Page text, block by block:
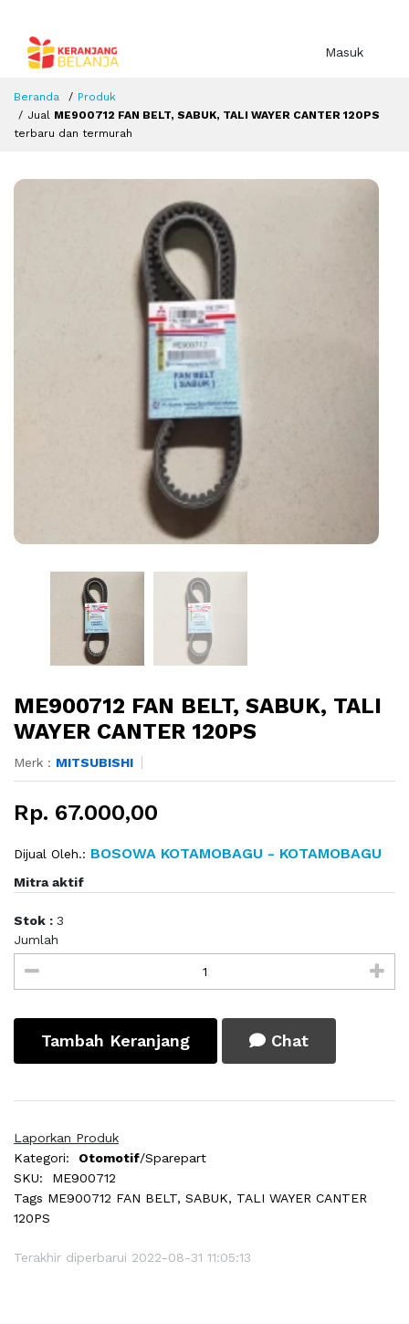
Masuk
Beranda
Produk
Jual ME900712 FAN BELT, SABUK, TALI WAYER CANTER 120PS
terbaru dan termurah
ME900712 FAN BELT, SABUK, TALI
WAYER CANTER 120PS
Merk : MITSUBISHI
Rp. 67.000,00
Dijual Oleh.: BOSOWA KOTAMOBAGU - KOTAMOBAGU
Mitra aktif
Stok : 3
Jumlah
Tambah Keranjang Chat
Laporkan Produk
Kategori:
Otomotif/Sparepart
SKU:
ME900712
Tags ME900712 FAN BELT, SABUK, TALI WAYER CANTER
120PS
Terakhir diperbarui 2022-08-31 11:05:13